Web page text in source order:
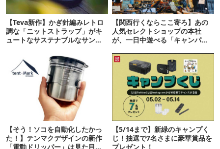
【Teva新作】かぎ針編みレトロ
調な「ニットストラップ」がキ
ュートなサステナブルなサンダ
【関西行くならここ寄ろ】あの
人気セレクトショップの本社
が、一日中遊べる「キャンパー
【そう！ソコを自動化したかっ
た！】テンマクデザインの新作
「電動ドリッパー」は見た目も
【5/14まで】新緑のキャンプく
じ！抽選で7名さまに豪華賞品を
プレゼント！